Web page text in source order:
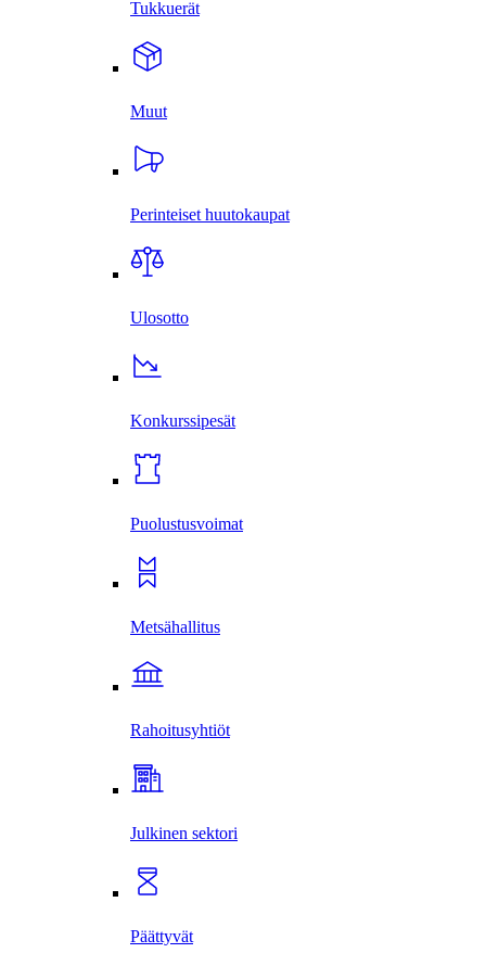
Tukkuerät
Muut
Perinteiset huutokaupat
Ulosotto
Konkurssi­pesät
Puolustus­voimat
Metsä­hallitus
Rahoitus­yhtiöt
Julkinen sektori
Päättyvät